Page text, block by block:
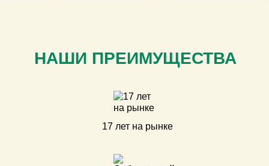
НАШИ ПРЕИМУЩЕСТВА
17 лет на рынке